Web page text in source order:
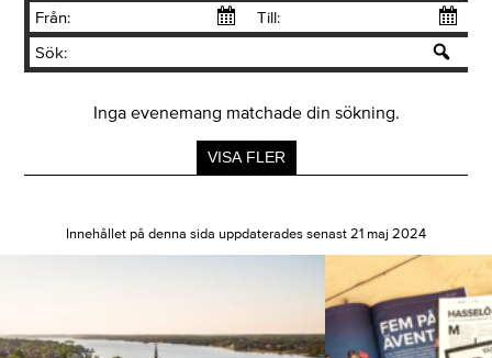
Från:
Till:
Sök:
Inga evenemang matchade din sökning.
VISA FLER
Innehållet på denna sida uppdaterades senast 21 maj 2024